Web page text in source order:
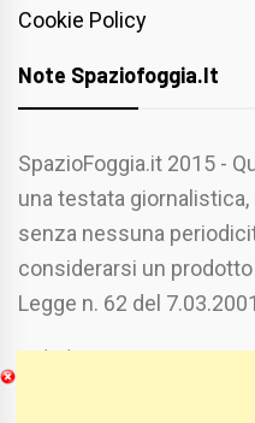
Cookie Policy
Note Spaziofoggia.it
SpazioFoggia.it 2015 -
una testata
senza nessuna
considerarsi un
Legge n. 62 del 7.03.2001
Chi Siamo